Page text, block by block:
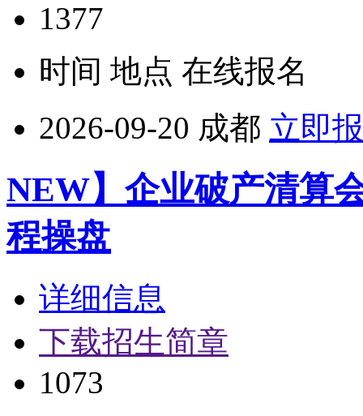
1377
时间 地点 在线报名
2026-09-20 成都 立即
NEW】企业破产清算
程操盘
详细信息
下载招生简章
1073